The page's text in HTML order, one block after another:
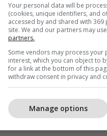
Your personal data will be
(cookies, unique identifiers, and
accessed by and shared with
site. We and our partners may
partners.
Some vendors may process
interest, which you can object to
for a link at the bottom of this
withdraw consent in privacy and
Manage options